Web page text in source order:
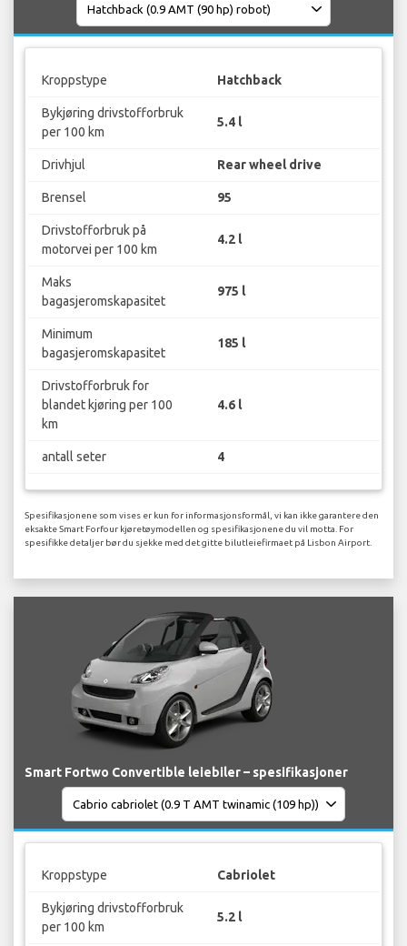
Kroppstype Hatchback
Bykjøring drivstofforbruk
per 100 km
5.4 l
Drivhjul Rear wheel drive
Brensel 95
Drivstofforbruk på
motorvei per 100 km
4.2 l
Maks
bagasjeromskapasitet
975 l
Minimum
bagasjeromskapasitet
185 l
Drivstofforbruk for
blandet kjøring per 100
km
4.6 l
antall seter 4
Spesifikasjonene som vises er kun for informasjonsformål, vi kan ikke garantere den
eksakte Smart Forfour kjøretøymodellen og spesifikasjonene du vil motta. For
spesifikke detaljer bør du sjekke med det gitte bilutleiefirmaet på Lisbon Airport.
Smart Fortwo Convertible leiebiler – spesifikasjoner
Kroppstype Cabriolet
Bykjøring drivstofforbruk
per 100 km
5.2 l